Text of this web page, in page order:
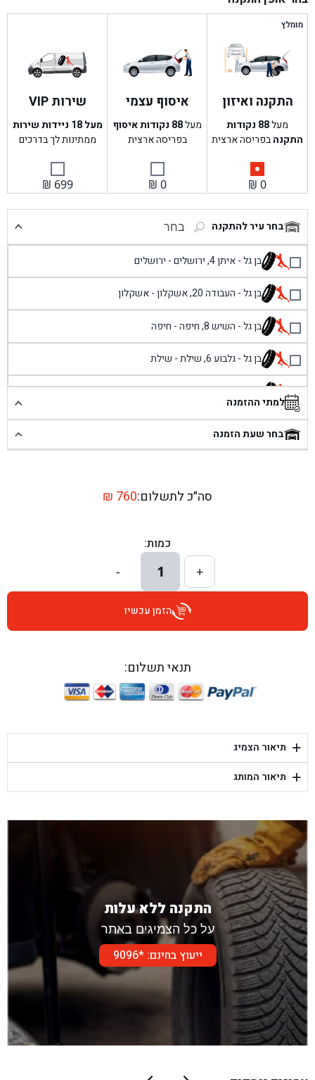
היה:
הוא:
מומלץ
התקנה ואיזון
מעל88 נקודות
התקנהבפריסה ארצית
₪ 0
איסוף עצמי
מעל88 נקודות איסוף
בפריסה ארצית
₪ 0
שירות VIP
מעל 18 ניידות שירות
ממתינות לך בדרכים
₪ 699
בחר עיר להתקנה בחר
בן גל - איתן 4, ירושלים - ירושלים
בן גל - העבודה 20, אשקלון - אשקלון
בן גל - השיש 8, חיפה - חיפה
בן גל - גלבוע 6, שילת - שילת
בן גל - פוריידיס, כניסה צפונית מול כביש 4 - פרדיס
בן גל - שכונת אזור תעשייה זעירה, עיילבון - עיילבון
בן גל - דרך השבעה 20, אזור - אזור
בן גל - הרצל 6, גדרה - גדרה
בן גל - שדרות דוד בן גוריון 8, באר שבע - באר שבע
בן גל - היובלים 26, הוד השרון - הוד השרון
בן גל - יפת 88, תל אביב יפו - תל אביב
בן גל - דור אלון הר טוב - בית שמש
למתי ההזמנה
בחר שעת הזמנה
סה״כ לתשלום: ₪ 760
כמות:
+
1
-
הזמן עכשיו
תנאי תשלום:
+ תיאור הצמיג
+ תיאור המותג
התקנה ללא עלות
על כל הצמיגים באתר
ייעוץ בחינם: *9096